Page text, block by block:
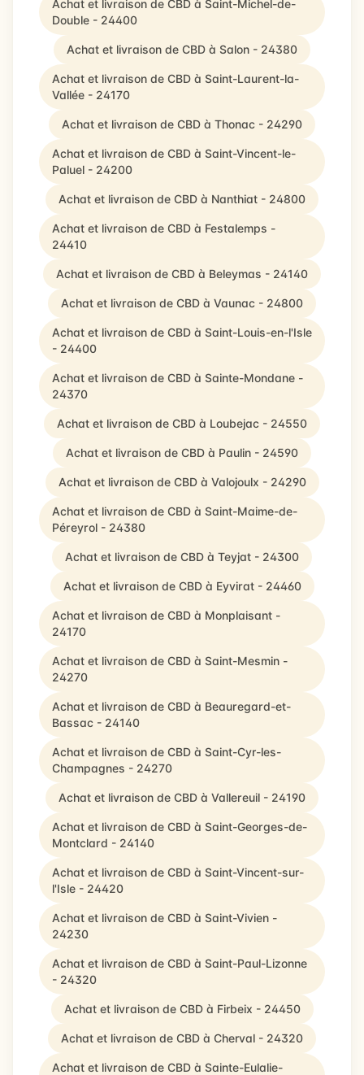
Achat et livraison de CBD à Saint-Michel-de-
Double - 24400
Achat et livraison de CBD à Salon - 24380
Achat et livraison de CBD à Saint-Laurent-la-
Vallée - 24170
Achat et livraison de CBD à Thonac - 24290
Achat et livraison de CBD à Saint-Vincent-le-
Paluel - 24200
Achat et livraison de CBD à Nanthiat - 24800
Achat et livraison de CBD à Festalemps -
24410
Achat et livraison de CBD à Beleymas - 24140
Achat et livraison de CBD à Vaunac - 24800
Achat et livraison de CBD à Saint-Louis-en-l'Isle
- 24400
Achat et livraison de CBD à Sainte-Mondane -
24370
Achat et livraison de CBD à Loubejac - 24550
Achat et livraison de CBD à Paulin - 24590
Achat et livraison de CBD à Valojoulx - 24290
Achat et livraison de CBD à Saint-Maime-de-
Péreyrol - 24380
Achat et livraison de CBD à Teyjat - 24300
Achat et livraison de CBD à Eyvirat - 24460
Achat et livraison de CBD à Monplaisant -
24170
Achat et livraison de CBD à Saint-Mesmin -
24270
Achat et livraison de CBD à Beauregard-et-
Bassac - 24140
Achat et livraison de CBD à Saint-Cyr-les-
Champagnes - 24270
Achat et livraison de CBD à Vallereuil - 24190
Achat et livraison de CBD à Saint-Georges-de-
Montclard - 24140
Achat et livraison de CBD à Saint-Vincent-sur-
l'Isle - 24420
Achat et livraison de CBD à Saint-Vivien -
24230
Achat et livraison de CBD à Saint-Paul-Lizonne
- 24320
Achat et livraison de CBD à Firbeix - 24450
Achat et livraison de CBD à Cherval - 24320
Achat et livraison de CBD à Sainte-Eulalie-